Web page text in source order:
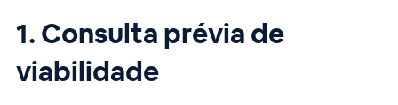
1. Consulta prévia de
viabilidade